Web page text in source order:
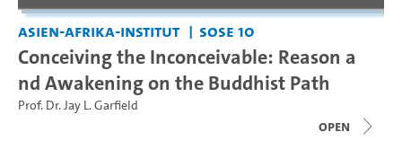
Asien-Afrika-Institut SoSe 10
Conceiving the Inconceivable: Reason a
nd Awakening on the Buddhist Path
Prof. Dr. Jay L. Garfield
open